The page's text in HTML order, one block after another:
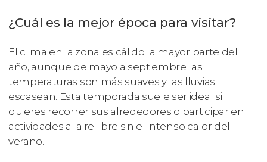
¿Cuál es la mejor época para visitar?
El clima en la zona es cálido la mayor parte del
año, aunque de mayo a septiembre las
temperaturas son más suaves y las lluvias
escasean. Esta temporada suele ser ideal si
quieres recorrer sus alrededores o participar en
actividades al aire libre sin el intenso calor del
verano.